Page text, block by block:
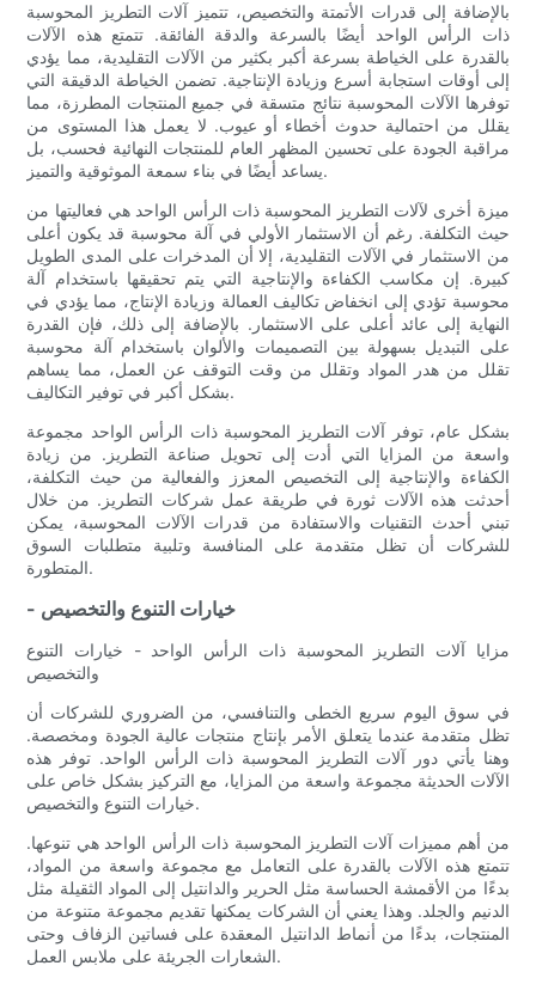
بالإضافة إلى قدرات الأتمتة والتخصيص، تتميز آلات التطريز المحوسبة
ذات الرأس الواحد أيضًا بالسرعة والدقة الفائقة. تتمتع هذه الآلات
بالقدرة على الخياطة بسرعة أكبر بكثير من الآلات التقليدية، مما يؤدي
إلى أوقات استجابة أسرع وزيادة الإنتاجية. تضمن الخياطة الدقيقة التي
توفرها الآلات المحوسبة نتائج متسقة في جميع المنتجات المطرزة، مما
يقلل من احتمالية حدوث أخطاء أو عيوب. لا يعمل هذا المستوى من
مراقبة الجودة على تحسين المظهر العام للمنتجات النهائية فحسب، بل
يساعد أيضًا في بناء سمعة الموثوقية والتميز.
ميزة أخرى لآلات التطريز المحوسبة ذات الرأس الواحد هي فعاليتها من
حيث التكلفة. رغم أن الاستثمار الأولي في آلة محوسبة قد يكون أعلى
من الاستثمار في الآلات التقليدية، إلا أن المدخرات على المدى الطويل
كبيرة. إن مكاسب الكفاءة والإنتاجية التي يتم تحقيقها باستخدام آلة
محوسبة تؤدي إلى انخفاض تكاليف العمالة وزيادة الإنتاج، مما يؤدي في
النهاية إلى عائد أعلى على الاستثمار. بالإضافة إلى ذلك، فإن القدرة
على التبديل بسهولة بين التصميمات والألوان باستخدام آلة محوسبة
تقلل من هدر المواد وتقلل من وقت التوقف عن العمل، مما يساهم
بشكل أكبر في توفير التكاليف.
بشكل عام، توفر آلات التطريز المحوسبة ذات الرأس الواحد مجموعة
واسعة من المزايا التي أدت إلى تحويل صناعة التطريز. من زيادة
الكفاءة والإنتاجية إلى التخصيص المعزز والفعالية من حيث التكلفة،
أحدثت هذه الآلات ثورة في طريقة عمل شركات التطريز. من خلال
تبني أحدث التقنيات والاستفادة من قدرات الآلات المحوسبة، يمكن
للشركات أن تظل متقدمة على المنافسة وتلبية متطلبات السوق
المتطورة.
- خيارات التنوع والتخصيص
مزايا آلات التطريز المحوسبة ذات الرأس الواحد - خيارات التنوع
والتخصيص
في سوق اليوم سريع الخطى والتنافسي، من الضروري للشركات أن
تظل متقدمة عندما يتعلق الأمر بإنتاج منتجات عالية الجودة ومخصصة.
وهنا يأتي دور آلات التطريز المحوسبة ذات الرأس الواحد. توفر هذه
الآلات الحديثة مجموعة واسعة من المزايا، مع التركيز بشكل خاص على
خيارات التنوع والتخصيص.
من أهم مميزات آلات التطريز المحوسبة ذات الرأس الواحد هي تنوعها.
تتمتع هذه الآلات بالقدرة على التعامل مع مجموعة واسعة من المواد،
بدءًا من الأقمشة الحساسة مثل الحرير والدانتيل إلى المواد الثقيلة مثل
الدنيم والجلد. وهذا يعني أن الشركات يمكنها تقديم مجموعة متنوعة من
المنتجات، بدءًا من أنماط الدانتيل المعقدة على فساتين الزفاف وحتى
الشعارات الجريئة على ملابس العمل.